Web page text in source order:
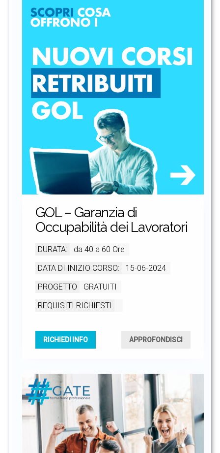
GOL – Garanzia di
Occupabilità dei Lavoratori
DURATA:
da 40 a 60 Ore
DATA DI INIZIO CORSO:
15-06-2024
PROGETTO
GRATUITI
REQUISITI RICHIESTI
RICHIEDI INFO APPROFONDISCI